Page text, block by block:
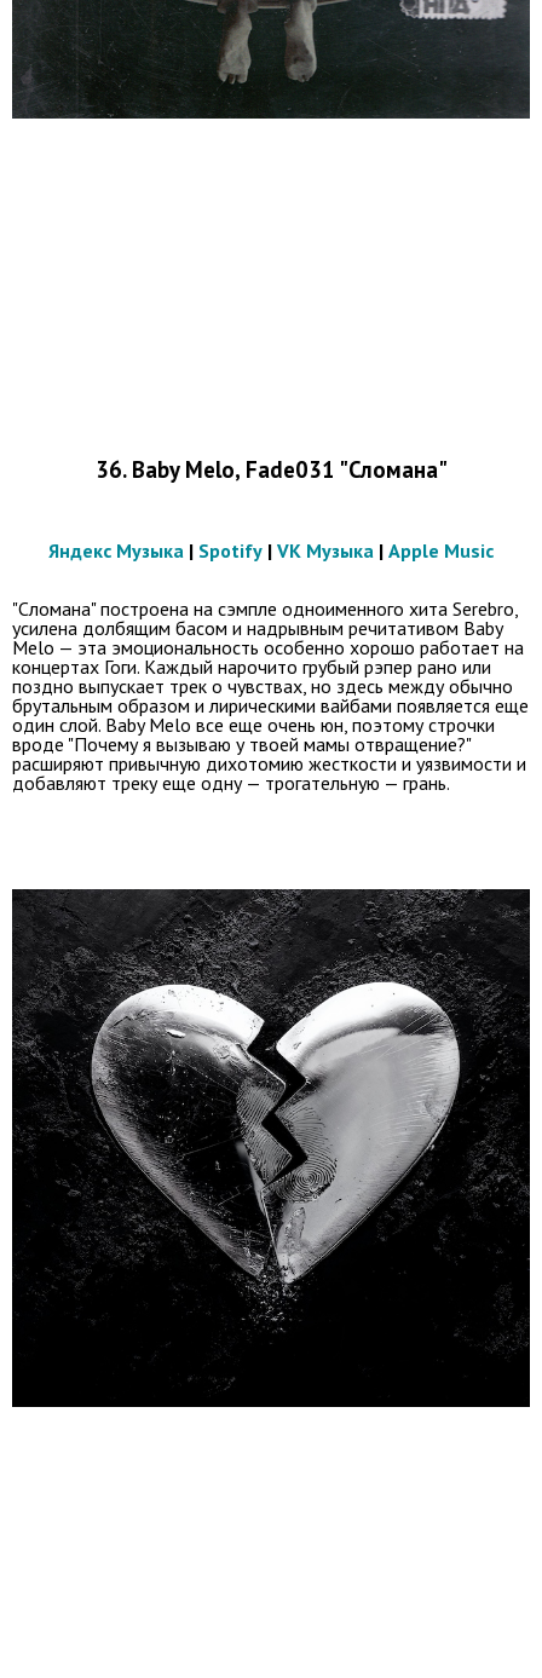
36. Baby Melo, Fade031 "Сломана"
Яндекс Музыка | Spotify | VK Музыка | Apple Music
"Сломана" построена на сэмпле одноименного хита Serebro,
усилена долбящим басом и надрывным речитативом Baby
Melo — эта эмоциональность особенно хорошо работает на
концертах Гоги. Каждый нарочито грубый рэпер рано или
поздно выпускает трек о чувствах, но здесь между обычно
брутальным образом и лирическими вайбами появляется еще
один слой. Baby Melo все еще очень юн, поэтому строчки
вроде "Почему я вызываю у твоей мамы отвращение?"
расширяют привычную дихотомию жесткости и уязвимости и
добавляют треку еще одну — трогательную — грань.